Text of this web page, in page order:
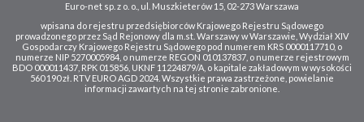
Euro-net sp. z o. o., ul. Muszkieterów 15, 02-273 Warszawa
wpisana do rejestru przedsiębiorców Krajowego Rejestru Sądowego
prowadzonego przez Sąd Rejonowy dla m.st. Warszawy w Warszawie, Wydział XIV
Gospodarczy Krajowego Rejestru Sądowego pod numerem KRS 0000117710, o
numerze NIP 5270005984, o numerze REGON 010137837, o numerze rejestrowym
BDO 000011437, RPK 015856, UKNF 11224879/A, o kapitale zakładowym w wysokości
560 190 zł. RTV EURO AGD 2024. Wszystkie prawa zastrzeżone, powielanie
informacji zawartych na tej stronie zabronione.